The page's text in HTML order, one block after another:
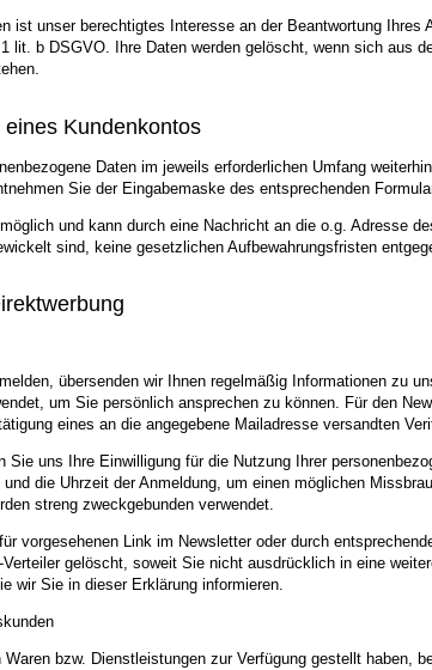
ist unser berechtigtes Interesse an der Beantwortung
lit. b DSGVO. Ihre Daten werden gelöscht, wenn sich
Kundenkontos
Daten im jeweils erforderlichen Umfang
Sie der Eingabemaske des entsprechenden
und kann durch eine Nachricht an die o.g. Adresse
sind, keine gesetzlichen Aufbewahrungsfristen
übersenden wir Ihnen regelmäßig Informationen zu
um Sie persönlich ansprechen zu können. Für den
eines an die angegebene Mailadresse versandten
uns Ihre Einwilligung für die Nutzung Ihrer
die Uhrzeit der Anmeldung, um einen möglichen
streng zweckgebunden verwendet.
vorgesehenen Link im Newsletter oder durch
gelöscht, soweit Sie nicht ausdrücklich in eine
wir Sie in dieser Erklärung informieren.
bzw. Dienstleistungen zur Verfügung gestellt haben,